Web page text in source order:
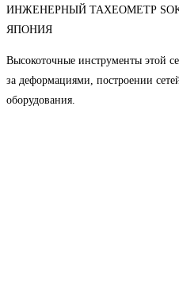
ИНЖЕНЕРНЫЙ ТАХЕОМЕТР
ЯПОНИЯ
Высокоточные инструменты этой
за деформациями, построении
оборудования.